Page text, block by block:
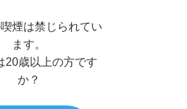
イ）/プライム/ワン
イコスイルマの違い
イム/ワンのカラバリ・人気色
煙は禁じられてい
ます。
20歳以上の方です
か？